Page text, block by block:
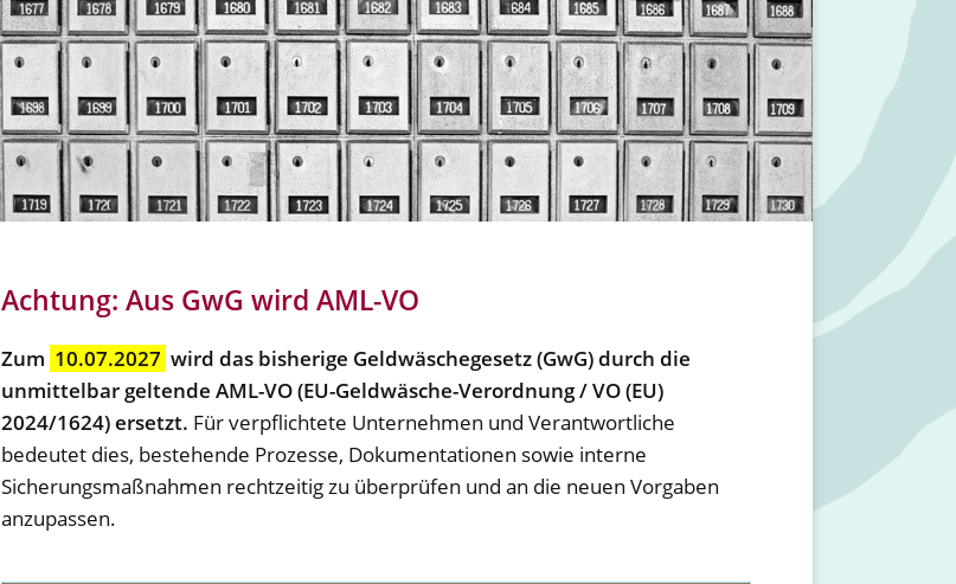
Achtung: Aus GwG wird AML-VO
Zum 10.07.2027 wird das bisherige Geldwäschegesetz (GwG) durch die
unmittelbar geltende AML-VO (EU-Geldwäsche-Verordnung / VO (EU)
2024/1624) ersetzt. Für verpflichtete Unternehmen und Verantwortliche
bedeutet dies, bestehende Prozesse, Dokumentationen sowie interne
Sicherungsmaßnahmen rechtzeitig zu überprüfen und an die neuen Vorgaben
anzupassen.